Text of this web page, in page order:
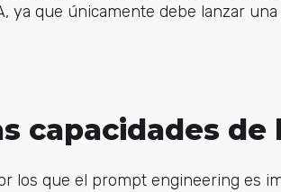
ya que únicamente debe lanzar
capacidades de
los que el prompt engineering es